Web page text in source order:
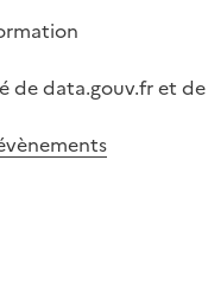
de data.gouv.fr et